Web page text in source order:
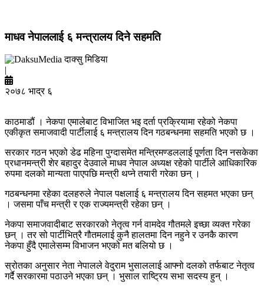
माधव नेपाललाई ६ मन्त्रालय दिने सहमति
दाक्सु मिडिया
|
२०७८ भाद्र ६
काठमाडौं । नेकपा एमालेबाट विभाजित भइ दर्ता प्रक्रियामा रहेको नेकपा
एकीकृत समाजवादी पार्टीलाई ६ मन्त्रालय दिन गठबन्धनमा सहमति भएको छ ।
सरकार गठन भएको डेढ महिना पुग्दासमेत मन्त्रिमण्डललाई पूर्णता दिन नसकेका
प्रधानमन्त्री शेर बहादुर देउवाले माधव नेपाल अध्यक्ष रहेको पार्टीले आधिकारिक
रुपमा दलको मान्यता पाएपछि मन्त्री थप्ने तयारी गरेका छन् ।
गठबन्धनमा रहेका दलहरुले नेपाल पक्षलाई ६ मन्त्रालय दिन सहमत भएका छन्
। जसमा पाँच मन्त्री र एक राज्यमन्त्री रहेका छन् ।
नेकपा समाजवादीबाट सरकारको नेतृत्व गर्न वामदेव गौतमले इच्छा व्यक्त गरेका
छन् । तर सो पार्टीभित्रै गौतमलाई कुनै हालतमा दिन नहुने र उनकै कारण
नेकपा हुँदै एमालेसम्म विभाजन भएको मत बलियो छ ।
स्रोतका अनुसार नेता नेपालले वेदुराम भुसाललाई आफ्नो दलको तर्फबाट नेतृत्व
गर्दै सरकारमा पठाउने भएका छन् । भुसाल राष्ट्रिय सभा सदस्य हुन् ।